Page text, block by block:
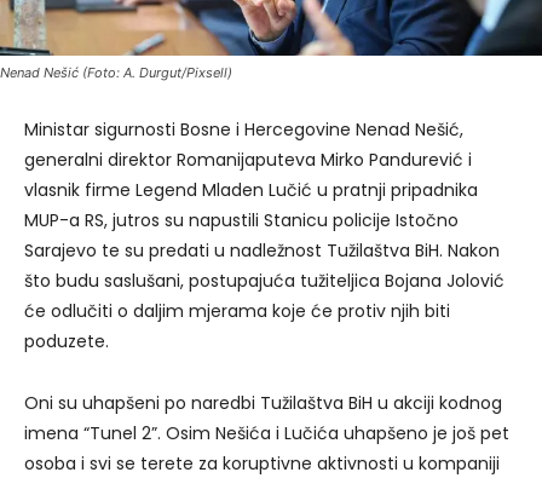
Nenad Nešić (Foto: A. Durgut/Pixsell)
Ministar sigurnosti Bosne i Hercegovine Nenad Nešić,
generalni direktor Romanijaputeva Mirko Pandurević i
vlasnik firme Legend Mladen Lučić u pratnji pripadnika
MUP-a RS, jutros su napustili Stanicu policije Istočno
Sarajevo te su predati u nadležnost Tužilaštva BiH. Nakon
što budu saslušani, postupajuća tužiteljica Bojana Jolović
će odlučiti o daljim mjerama koje će protiv njih biti
poduzete.
Oni su uhapšeni po naredbi Tužilaštva BiH u akciji kodnog
imena “Tunel 2”. Osim Nešića i Lučića uhapšeno je još pet
osoba i svi se terete za koruptivne aktivnosti u kompaniji